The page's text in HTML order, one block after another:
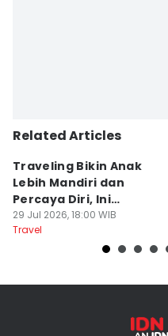
Related Articles
Traveling Bikin Anak
Lebih Mandiri dan
Percaya Diri, Ini
Penjelasan Psikolog
29 Jul 2026, 18:00 WIB
Travel